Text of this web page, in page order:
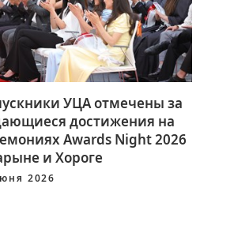
УЦА отмечены за
достижения на
Awards Night 2026
и Хороге
2026